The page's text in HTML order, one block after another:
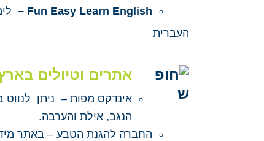
Fun Easy Learn English –
אתרים וטיולים
אינדקס מפות – ניתן
הנגב, אילת והערבה.
החברה להגנת הטבע – באתר